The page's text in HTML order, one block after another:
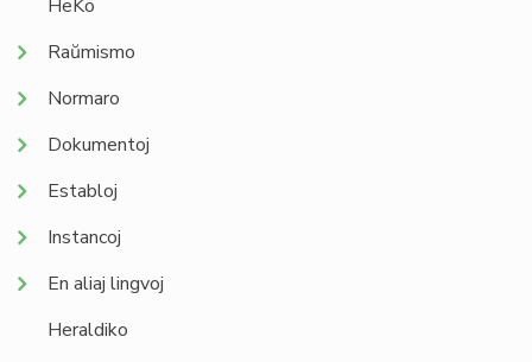
HeKo
Raŭmismo
Normaro
Dokumentoj
Establoj
Instancoj
En aliaj lingvoj
Heraldiko